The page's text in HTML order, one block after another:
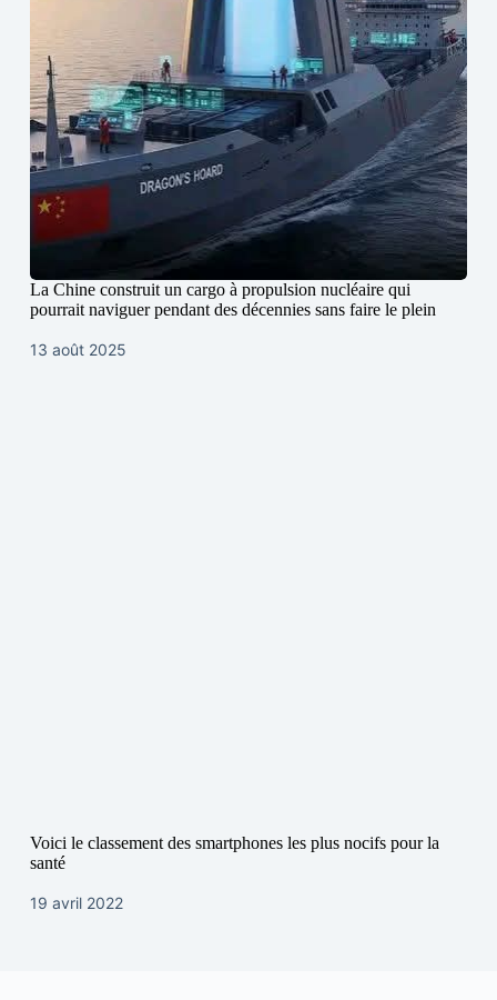
La Chine construit un cargo à propulsion nucléaire qui
pourrait naviguer pendant des décennies sans faire le plein
13 août 2025
Voici le classement des smartphones les plus nocifs pour la
santé
19 avril 2022